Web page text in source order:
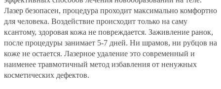
Лазер безопасен, процедура проходит максимально комфортно
для человека. Воздействие происходит только на саму
ксантому, здоровая кожа не повреждается. Заживление ранок,
после процедуры занимает 5-7 дней. Ни шрамов, ни рубцов на
коже не остается. Лазерное удаление это современный и
наименее травмотичный метод избавления от ненужных
косметических дефектов.